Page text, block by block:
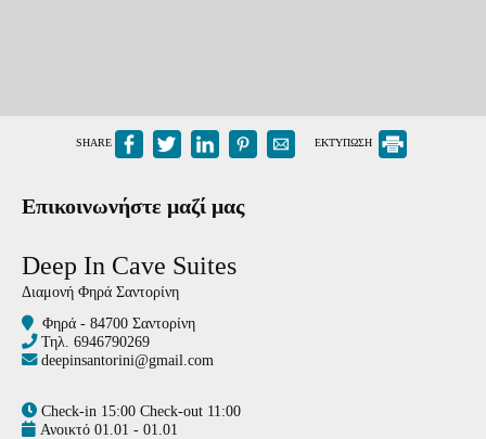
SHARE ΕΚΤΥΠΩΣΗ
Επικοινωνήστε μαζί μας
Deep In Cave Suites
Διαμονή Φηρά Σαντορίνη
Φηρά - 84700 Σαντορίνη
Τηλ. 6946790269
deepinsantorini@gmail.com
Check-in 15:00 Check-out 11:00
Ανοικτό 01.01 - 01.01